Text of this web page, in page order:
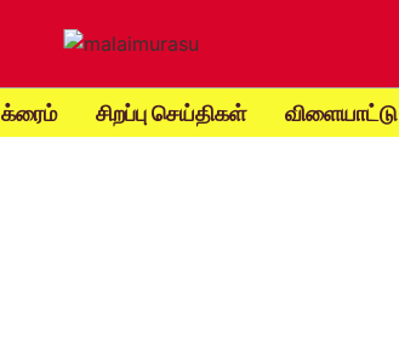
க்ரைம் சிறப்பு செய்திகள் விளையாட்டு